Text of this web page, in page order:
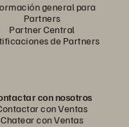
general para
Partners
Partner Central
de Partners
con nosotros
con Ventas
Chatear con Ventas